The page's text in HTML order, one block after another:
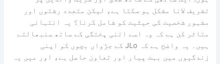
تشریف لانا مشکل ہو سکتا ہے، لیکن متعدد رشتوں اور
مشہور شخصیت کی حیثیت کو شامل کرنا؟ یہ انتہائی
متاثر کن ہے کہ وہ اسے اتنی پختگی کے ساتھ سنبھالتے
ہیں۔ یہ واضح ہے کہ JLo کے جڑواں بچوں کو اپنی
زندگیوں میں بہت پیار اور تعاون حاصل ہے، اور میں یہ